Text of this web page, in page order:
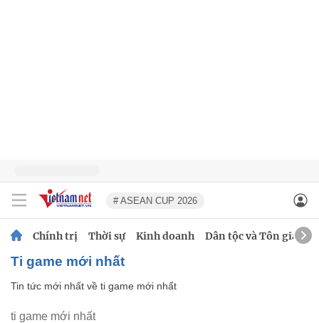
# ASEAN CUP 2026
Chính trị Thời sự Kinh doanh Dân tộc và Tôn giáo
ti game mới nhất
Tin tức mới nhất về ti game mới nhất
ti game mới nhất